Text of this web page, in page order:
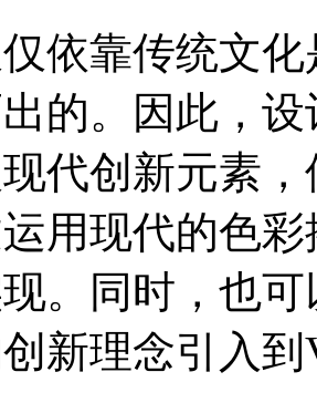
依靠传统文
的。因此，
现代创新元素
用现代的色
。同时，也
新理念引入